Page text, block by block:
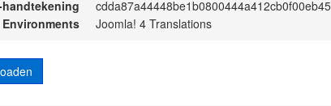
handtekening
Environments
Joomla! 4 Translations